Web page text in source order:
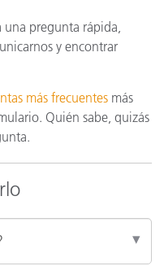
una pregunta rápida,
y encontrar
más frecuentes más
Quién sabe, quizás